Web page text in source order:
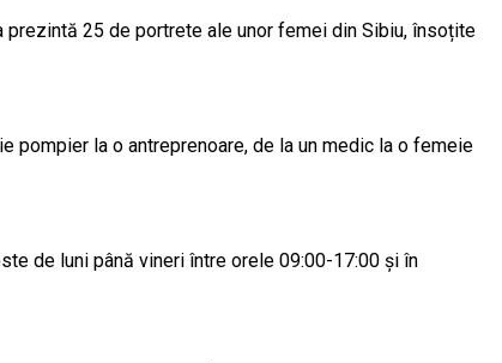
25 de portrete ale unor femei din Sibiu, însoțite
pompier la o antreprenoare, de la un medic la o femeie
de luni până vineri între orele 09:00-17:00 și în